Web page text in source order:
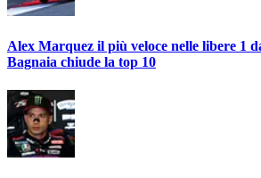
Alex Marquez il più veloce nelle libere 1
Bagnaia chiude la top 10